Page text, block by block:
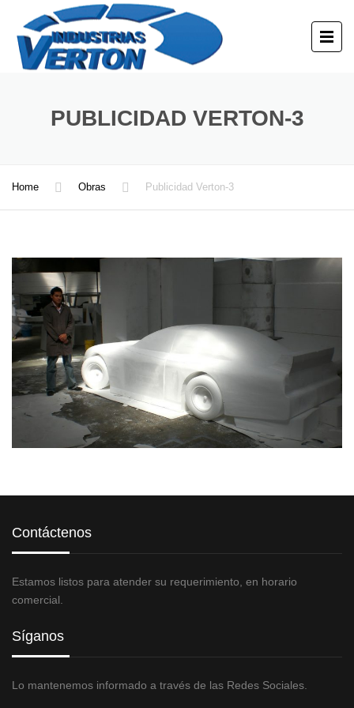
PUBLICIDAD VERTON-3
Home Obras Publicidad Verton-3
Contáctenos
Estamos listos para atender su requerimiento, en horario
comercial.
Síganos
Lo mantenemos informado a través de las Redes Sociales.